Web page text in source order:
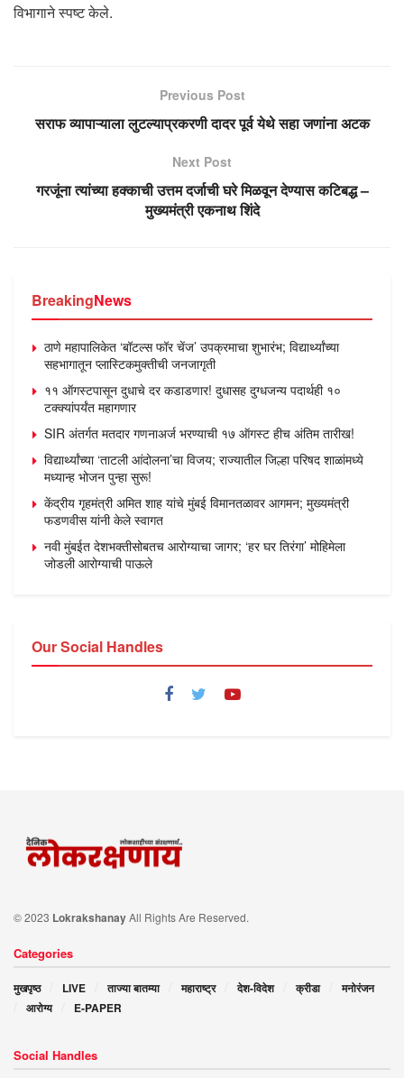
विभागाने स्पष्ट केले.
Previous Post
सराफ व्यापाऱ्याला लुटल्याप्रकरणी दादर पूर्व येथे सहा जणांना अटक
Next Post
गरजूंना त्यांच्या हक्काची उत्तम दर्जाची घरे मिळवून देण्यास कटिबद्ध –
मुख्यमंत्री एकनाथ शिंदे
BreakingNews
ठाणे महापालिकेत ‘बॉटल्स फॉर चेंज’ उपक्रमाचा शुभारंभ; विद्यार्थ्यांच्या
सहभागातून प्लास्टिकमुक्तीची जनजागृती
११ ऑगस्टपासून दुधाचे दर कडाडणार! दुधासह दुग्धजन्य पदार्थही १०
टक्क्यांपर्यंत महागणार
SIR अंतर्गत मतदार गणनाअर्ज भरण्याची १७ ऑगस्ट हीच अंतिम तारीख!
विद्यार्थ्यांच्या ‘ताटली आंदोलना’चा विजय; राज्यातील जिल्हा परिषद शाळांमध्ये
मध्यान्ह भोजन पुन्हा सुरू!
केंद्रीय गृहमंत्री अमित शाह यांचे मुंबई विमानतळावर आगमन; मुख्यमंत्री
फडणवीस यांनी केले स्वागत
नवी मुंबईत देशभक्तीसोबतच आरोग्याचा जागर; ‘हर घर तिरंगा’ मोहिमेला
जोडली आरोग्याची पाऊले
Our Social Handles
© 2023 LokrakshanayAll Rights Are Reserved.
Categories
मुखपृष्ठ LIVE ताज्या बातम्या महाराष्ट्र देश-विदेश क्रीडा
मनोरंजन
आरोग्य
E-PAPER
Social Handles